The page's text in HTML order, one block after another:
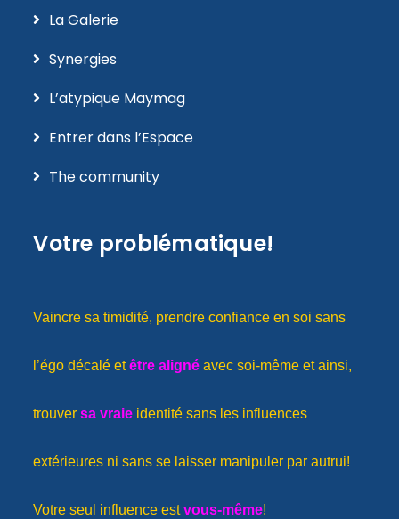
La Galerie
Synergies
L’atypique Maymag
Entrer dans l’Espace
The community
Votre problématique!
Vaincre sa timidité, prendre confiance en soi sans
l’égo décalé etêtre aligné avec soi-même et ainsi,
trouversa vraie identité sans les influences
extérieures ni sans se laisser manipuler par autrui!
Votre seul influence estvous-même!